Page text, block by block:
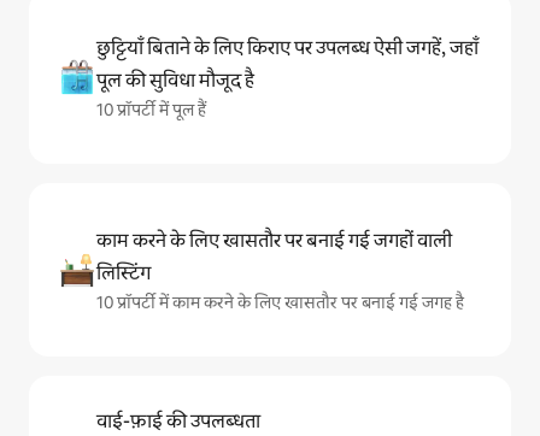
छुट्टियाँ बिताने के लिए किराए पर उपलब्ध ऐसी जगहें, जहाँ
पूल की सुविधा मौजूद है
10 प्रॉपर्टी में पूल हैं
काम करने के लिए खासतौर पर बनाई गई जगहों वाली
लिस्टिंग
10 प्रॉपर्टी में काम करने के लिए खासतौर पर बनाई गई जगह है
वाई-फ़ाई की उपलब्धता